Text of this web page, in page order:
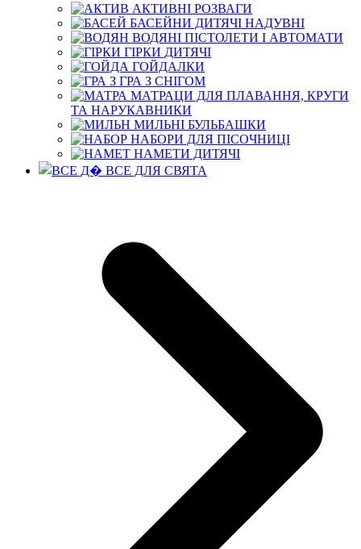
АКТИВНІ РОЗВАГИ
БАСЕЙНИ ДИТЯЧІ НАДУВНІ
ВОДЯНІ ПІСТОЛЕТИ І АВТОМАТИ
ГІРКИ ДИТЯЧІ
ГОЙДАЛКИ
ГРА З СНІГОМ
МАТРАЦИ ДЛЯ ПЛАВАННЯ, КРУГИ
ТА НАРУКАВНИКИ
МИЛЬНІ БУЛЬБАШКИ
НАБОРИ ДЛЯ ПІСОЧНИЦІ
НАМЕТИ ДИТЯЧІ
ВСЕ ДЛЯ СВЯТА